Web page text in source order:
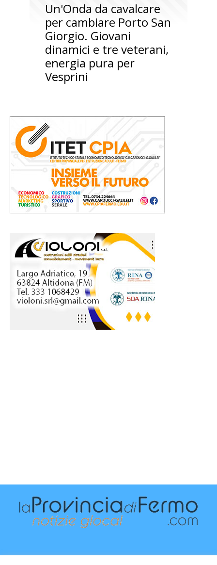
Un'Onda da cavalcare
per cambiare Porto San
Giorgio. Giovani
dinamici e tre veterani,
energia pura per
Vesprini